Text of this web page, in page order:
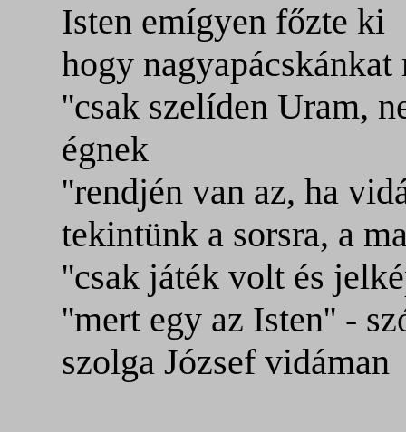
Isten emígyen főzte ki
hogy nagyapácskánkat
''csak szelíden Uram,
égnek
''rendjén van az, ha
tekintünk a sorsra, a
''csak játék volt és
''mert egy az Isten'' -
szolga József vidáman